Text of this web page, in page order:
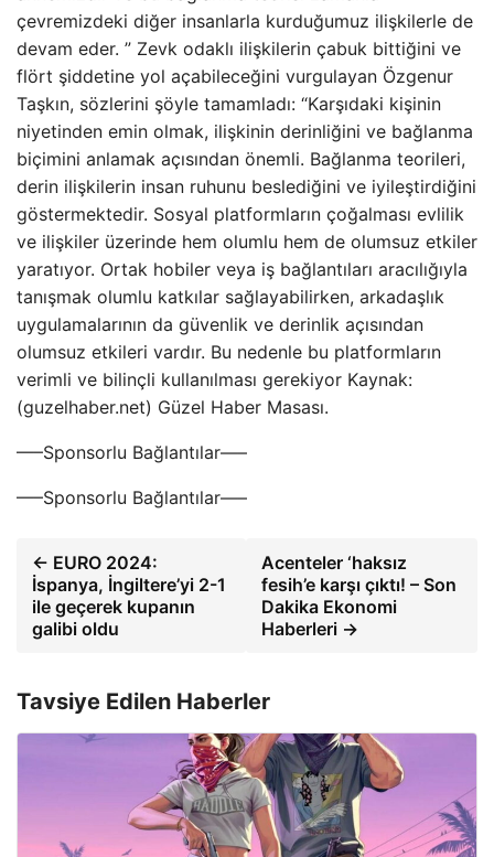
çevremizdeki diğer insanlarla kurduğumuz ilişkilerle de
devam eder. ” Zevk odaklı ilişkilerin çabuk bittiğini ve
flört şiddetine yol açabileceğini vurgulayan Özgenur
Taşkın, sözlerini şöyle tamamladı: “Karşıdaki kişinin
niyetinden emin olmak, ilişkinin derinliğini ve bağlanma
biçimini anlamak açısından önemli. Bağlanma teorileri,
derin ilişkilerin insan ruhunu beslediğini ve iyileştirdiğini
göstermektedir. Sosyal platformların çoğalması evlilik
ve ilişkiler üzerinde hem olumlu hem de olumsuz etkiler
yaratıyor. Ortak hobiler veya iş bağlantıları aracılığıyla
tanışmak olumlu katkılar sağlayabilirken, arkadaşlık
uygulamalarının da güvenlik ve derinlik açısından
olumsuz etkileri vardır. Bu nedenle bu platformların
verimli ve bilinçli kullanılması gerekiyor Kaynak:
(guzelhaber.net) Güzel Haber Masası.
—–Sponsorlu Bağlantılar—–
—–Sponsorlu Bağlantılar—–
← EURO 2024:
İspanya, İngiltere’yi 2-1
ile geçerek kupanın
galibi oldu
Acenteler ‘haksız
fesih’e karşı çıktı! – Son
Dakika Ekonomi
Haberleri →
Tavsiye Edilen Haberler